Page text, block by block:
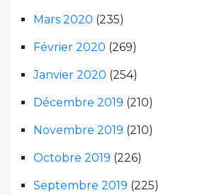
Mars 2020 (235)
Février 2020 (269)
Janvier 2020 (254)
Décembre 2019 (210)
Novembre 2019 (210)
Octobre 2019 (226)
Septembre 2019 (225)